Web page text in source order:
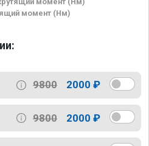
момент (Нм)
9800 2000 ₽
9800 2000 ₽